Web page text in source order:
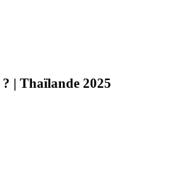
| Thaïlande 2025